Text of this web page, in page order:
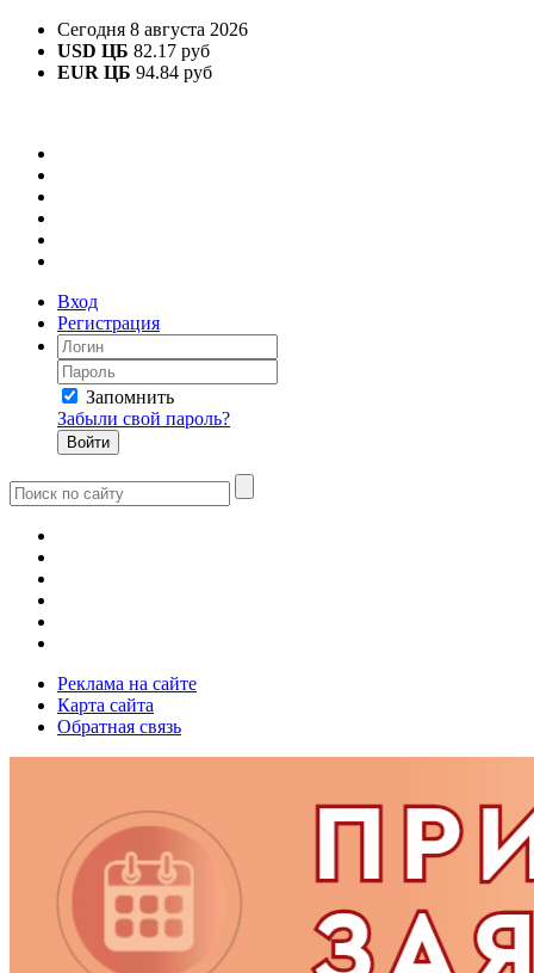
Сегодня 8 августа 2026
USD ЦБ 82.17 руб
EUR ЦБ 94.84 руб
Вход
Регистрация
Запомнить
Забыли свой пароль?
Реклама на сайте
Карта сайта
Обратная связь